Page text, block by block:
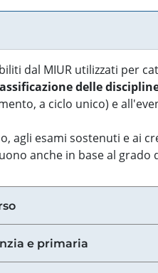
dal MIUR utilizzati per
delle
a ciclo unico) e
agli esami sostenuti e ai
anche in base al
e primaria